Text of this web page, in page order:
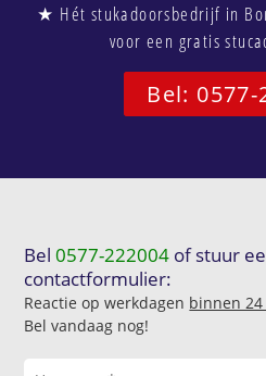
★ Hét stukadoorsbedrijf in
voor een gratis
Bel: 0577-
Bel0577-222004 of stuur
contactformulier:
Reactie op werkdagen binnen
Bel vandaag nog!